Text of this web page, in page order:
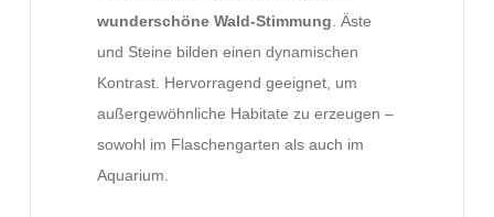
wunderschöne Wald-Stimmung . Äste
und Steine bilden einen dynamischen
Kontrast. Hervorragend geeignet, um
außergewöhnliche Habitate zu erzeugen –
sowohl im Flaschengarten als auch im
Aquarium.